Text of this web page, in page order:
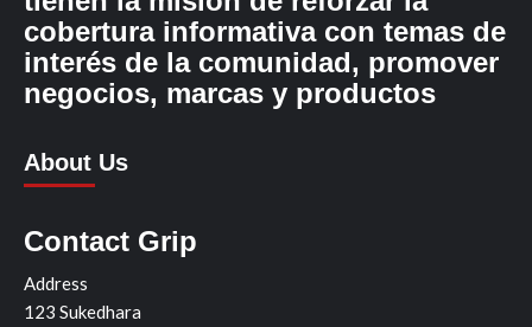
cobertura informativa con temas de
interés de la comunidad, promover
negocios, marcas y productos
About Us
Contact Grip
Address
123 Sukedhara